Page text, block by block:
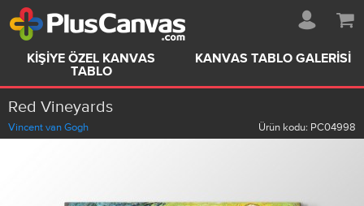
KIŞIYE ÖZEL KANVAS
TABLO
KANVAS TABLO GALERISI
Red Vineyards
Vincent van Gogh Ürün kodu: PC04998